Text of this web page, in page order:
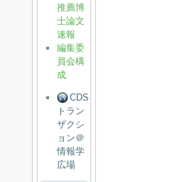
推薦博
士論文
速報
編集委
員会構
成
CDS
トラン
ザクシ
ョン＠
情報学
広場